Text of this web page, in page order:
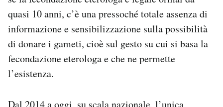
quasi 10 anni, c’è una pressoché totale assenza di
informazione e sensibilizzazione sulla possibilità
di donare i gameti, cioè sul gesto su cui si basa la
fecondazione eterologa e che ne permette
l’esistenza.